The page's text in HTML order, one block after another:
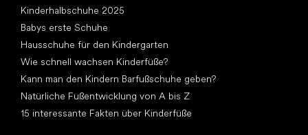
Kinderhalbschuhe 2025
Babys erste Schuhe
Hausschuhe für den Kindergarten
Wie schnell wachsen Kinderfüße?
Kann man den Kindern Barfußschuhe geben?
Natürliche Fußentwicklung von A bis Z
15 interessante Fakten über Kinderfüße